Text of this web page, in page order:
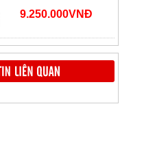
9.250.000VNĐ